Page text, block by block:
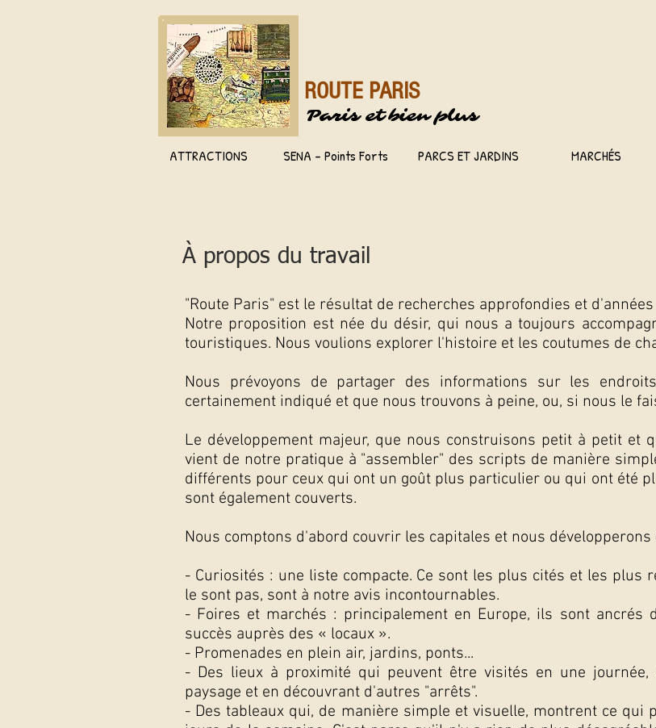
ROUTE PARIS
Paris et bien plus
ATTRACTIONS SENA - Points Forts PARCS ET JARDINS MARCHÉS
"Route Paris" est le résultat de recherches approfondies et
Notre proposition est née du désir, qui nous a toujours
touristiques. Nous voulions explorer l'histoire et les coutumes de
Nous prévoyons de partager des informations sur les
certainement indiqué et que nous trouvons à peine, ou, si nous le
Le développement majeur, que nous construisons petit à petit et
vient de notre pratique à "assembler" des scripts de manière
différents pour ceux qui ont un goût plus particulier ou qui ont été
sont également couverts.
Nous comptons d'abord couvrir les capitales et nous
- Curiosités : une liste compacte. Ce sont les plus cités et les plus
le sont pas, sont à notre avis incontournables.
- Foires et marchés : principalement en Europe, ils sont ancrés
succès auprès des « locaux ».
- Promenades en plein air, jardins, ponts...
- Des lieux à proximité qui peuvent être visités en une
paysage et en découvrant d'autres "arrêts".
- Des tableaux qui, de manière simple et visuelle, montrent ce qui
À propos du travail